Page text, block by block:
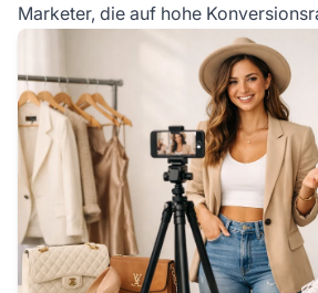
Marketer, die auf hohe